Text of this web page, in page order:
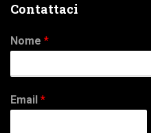
Contattaci
Nome *
Email *